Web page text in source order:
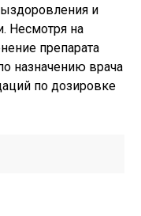
и
Несмотря на
препарата
назначению врача
по дозировке